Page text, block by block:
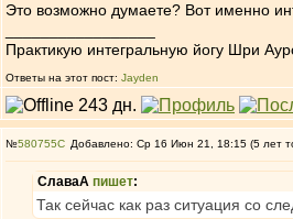
Это возможно думаете? Вот именно
Практикую интегральную йогу Шри
Ответы на этот пост: Jayden
№580755 Добавлено: Ср 16 Июн 21, 18:15 (5 лет
СлаваА пишет:
Так сейчас как раз ситуация со